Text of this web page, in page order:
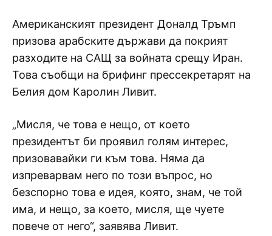
Американският президент Доналд Тръмп
призова арабските държави да покрият
разходите на САЩ за войната срещу Иран.
Това съобщи на брифинг прессекретарят на
Белия дом Каролин Ливит.
„Мисля, че това е нещо, от което
президентът би проявил голям интерес,
призовавайки ги към това. Няма да
изпреварвам него по този въпрос, но
безспорно това е идея, която, знам, че той
има, и нещо, за което, мисля, ще чуете
повече от него“, заявява Ливит.